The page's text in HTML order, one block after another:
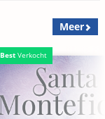
Meer
Best Verkocht